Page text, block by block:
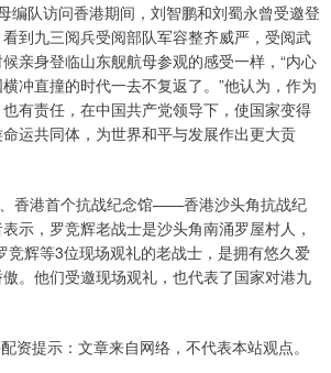
编队访问香港期间，刘智鹏和刘蜀永曾受邀登
到九三阅兵受阅部队军容整齐威严，受阅武
亲身登临山东舰航母参观的感受一样，“内心
冲直撞的时代一去不复返了。”他认为，作为
有责任，在中国共产党领导下，使国家变得
运共同体，为世界和平与发展作出更大贡
、香港首个抗战纪念馆——香港沙头角抗战纪
示，罗竞辉老战士是沙头角南涌罗屋村人，
竞辉等3位现场观礼的老战士，是拥有悠久爱
。他们受邀现场观礼，也代表了国家对港九
资提示：文章来自网络，不代表本站观点。